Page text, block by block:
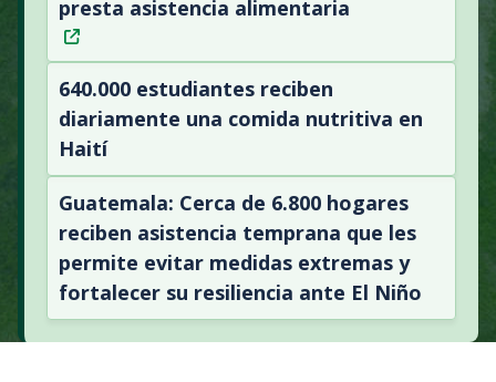
presta asistencia alimentaria
640.000 estudiantes reciben
diariamente una comida nutritiva en
Haití
Guatemala: Cerca de 6.800 hogares
reciben asistencia temprana que les
permite evitar medidas extremas y
fortalecer su resiliencia ante El Niño